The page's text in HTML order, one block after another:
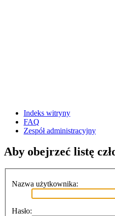
Indeks witryny
FAQ
Zespół administracyjny
Aby obejrzeć listę
Nazwa użytkownika:
Hasło: